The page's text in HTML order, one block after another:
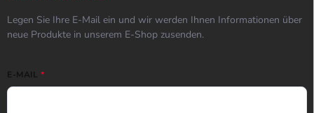
Legen Sie Ihre E-Mail ein und wir werden Ihnen Informationen über
neue Produkte in unserem E-Shop zusenden.
E-MAIL